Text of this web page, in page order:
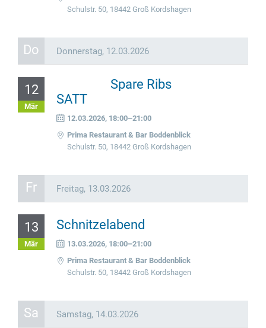
Schulstr. 50, 18442 Groß Kordshagen
Do Donnerstag, 12.03.2026
12
Mär
Spare Ribs
SATT
12.03.2026, 18:00–21:00
Prima Restaurant & Bar Boddenblick
Schulstr. 50, 18442 Groß Kordshagen
Fr Freitag, 13.03.2026
13
Mär
Schnitzelabend
13.03.2026, 18:00–21:00
Prima Restaurant & Bar Boddenblick
Schulstr. 50, 18442 Groß Kordshagen
Sa Samstag, 14.03.2026